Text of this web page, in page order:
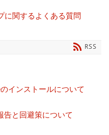
に関するよくある質問
RSS
のインストールについて
告と回避策について